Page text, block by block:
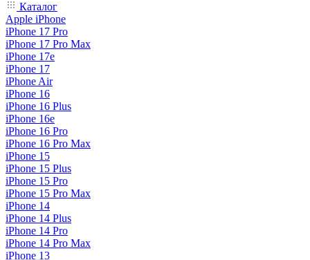
Каталог
Apple iPhone
iPhone 17 Pro
iPhone 17 Pro Max
iPhone 17e
iPhone 17
iPhone Air
iPhone 16
iPhone 16 Plus
iPhone 16e
iPhone 16 Pro
iPhone 16 Pro Max
iPhone 15
iPhone 15 Plus
iPhone 15 Pro
iPhone 15 Pro Max
iPhone 14
iPhone 14 Plus
iPhone 14 Pro
iPhone 14 Pro Max
iPhone 13